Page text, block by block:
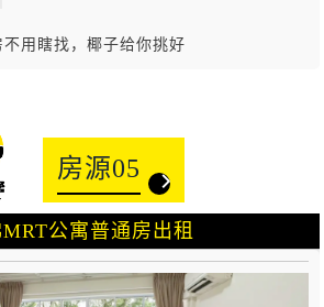
不用瞎找，椰子给你挑好
房源05
公寓普通房出租